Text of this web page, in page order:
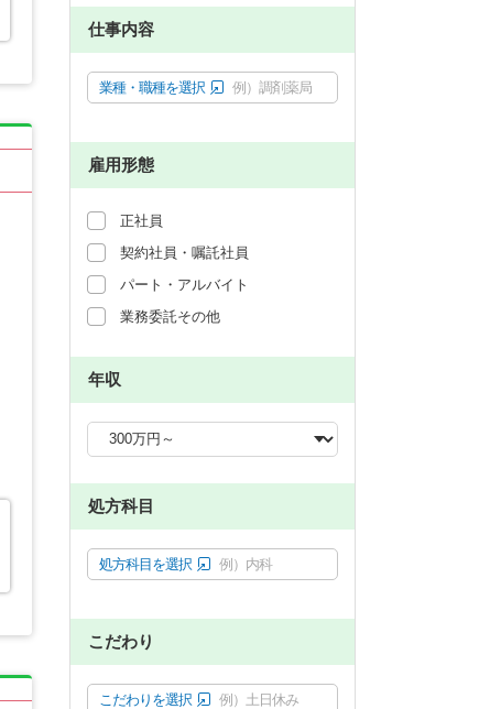
仕事内容
業種・職種を選択 例）調剤薬局
雇用形態
正社員
契約社員・嘱託社員
パート・アルバイト
業務委託その他
年収
処方科目
処方科目を選択 例）内科
こだわり
こだわりを選択 例）土日休み